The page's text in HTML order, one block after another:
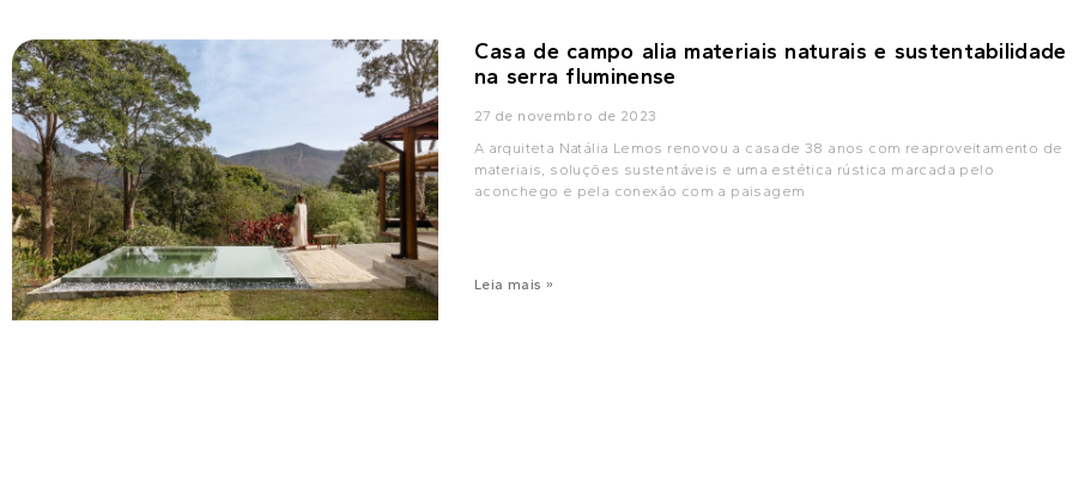
Casa de campo alia materiais naturais e sustentabilidade
na serra fluminense
27 de novembro de 2023
A arquiteta Natália Lemos renovou a casade 38 anos com reaproveitamento de
materiais, soluções sustentáveis e uma estética rústica marcada pelo
aconchego e pela conexão com a paisagem
Leia mais »